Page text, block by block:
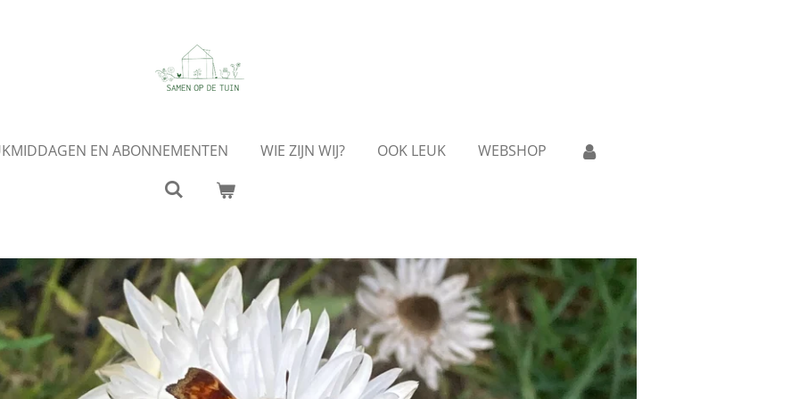
EN ABONNEMENTEN WIE ZIJN WIJ? OOK LEUK WEBSHOP